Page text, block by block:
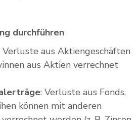
durchführen
Verluste aus Aktiengeschäften
aus Aktien verrechnet
: Verluste aus Fonds,
können mit anderen